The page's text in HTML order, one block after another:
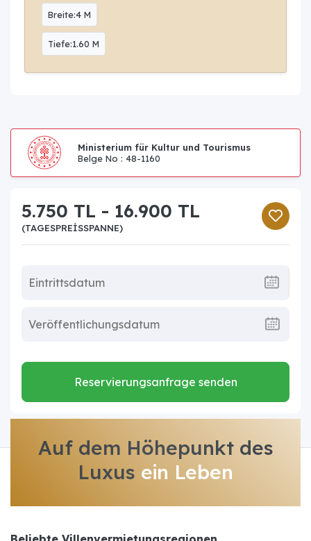
Breite:4 M
Tiefe:1.60 M
Ministerium für Kultur und Tourismus
Belge No : 48-1160
5.750 TL - 16.900 TL
(TAGESPREISSPANNE)
Reservierungsanfrage senden
Auf dem Höhepunkt des
Luxus ein Leben